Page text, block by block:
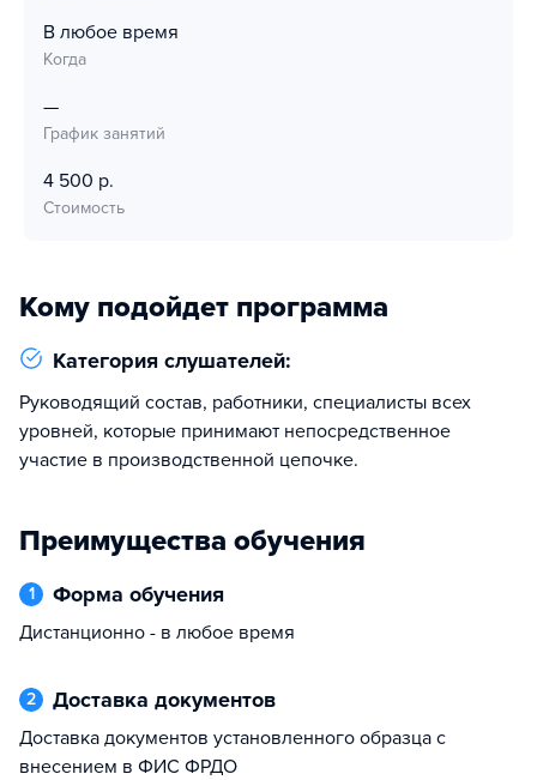
В любое время
Когда
—
График занятий
4 500 р.
Стоимость
Кому подойдет программа
Категория слушателей:
руководящий состав, работники, специалисты всех
уровней, которые принимают непосредственное
участие в производственной цепочке.
Преимущества обучения
1 Форма обучения
Дистанционно - в любое время
2 Доставка документов
Доставка документов установленного образца с
внесением в ФИС ФРДО